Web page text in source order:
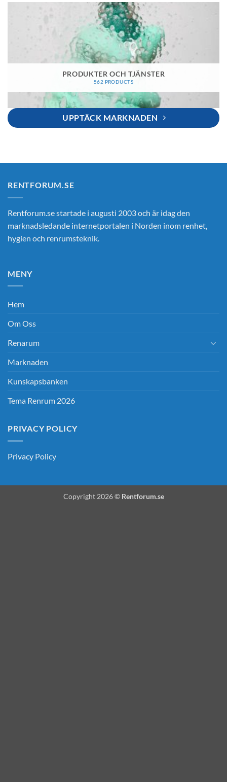
PRODUKTER OCH TJÄNSTER
562 PRODUCTS
UPPTÄCK MARKNADEN
RENTFORUM.SE
Rentforum.se startade i augusti 2003 och är idag den
marknadsledande internetportalen i Norden inom renhet,
hygien och renrumsteknik.
MENY
Hem
Om Oss
Renarum
Marknaden
Kunskapsbanken
Tema Renrum 2026
PRIVACY POLICY
Privacy Policy
Copyright 2026 © Rentforum.se